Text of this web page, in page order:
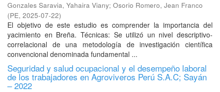
Gonzales Saravia, Yahaira Viany; Osorio Romero, Jean Franco
(PE, 2025-07-22)
El objetivo de este estudio es comprender la importancia del
yacimiento en Breña. Técnicas: Se utilizó un nivel descriptivo-
correlacional de una metodología de investigación científica
convencional denominada fundamental ...
Seguridad y salud ocupacional y el desempeño laboral
de los trabajadores en Agroviveros Perú S.A.C; Sayán
– 2022